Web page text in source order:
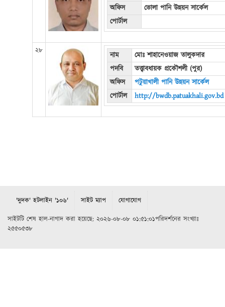
অফিস
ভোলা পানি উন্নয়ন সার্কেল
পোর্টাল
২৮ নাম
মোঃ শাহানেওয়াজ তালুকদার
পদবি
তত্ত্বাবধায়ক প্রকৌশলী (পুর)
অফিস
পটুয়াখালী পানি উন্নয়ন সার্কেল
পোর্টাল
http://bwdb.patuakhali.gov.bd
'দুদক' হটলাইন '১০৬' সাইট ম্যাপ যোগাযোগ
সাইটটি শেষ হাল-নাগাদ করা হয়েছে: ২০২৬-০৮-০৮ ০১:৫১:০১পরিদর্শনের সংখ্যাঃ
২৫৫০৫৩৮